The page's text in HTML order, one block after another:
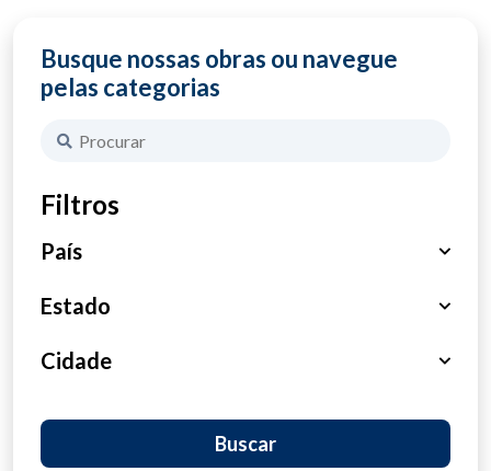
Busque nossas obras ou navegue
pelas categorias
Filtros
País
Brasil
Haiti
Estado
São Paulo
Cidade
Buscar